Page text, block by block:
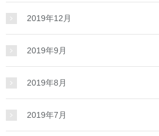
2019年12月
2019年9月
2019年8月
2019年7月